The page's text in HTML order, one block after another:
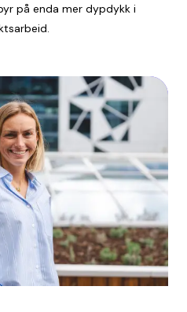
på enda mer dypdykk i